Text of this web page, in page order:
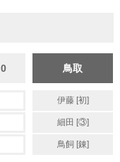
0 鳥取
伊藤 [初]
細田 [③]
鳥飼 [錬]